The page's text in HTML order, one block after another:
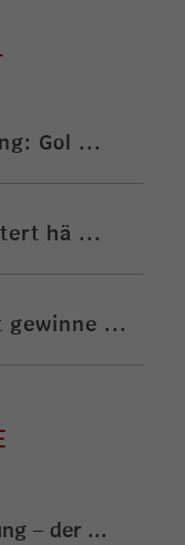
Gol ...
hä ...
gewinne ...
– der ...